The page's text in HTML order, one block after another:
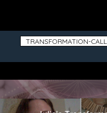
TRANSFORMATION-